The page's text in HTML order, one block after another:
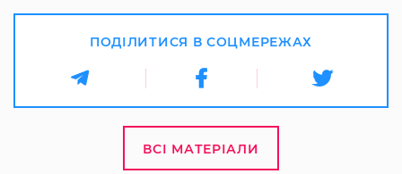
ПОДІЛИТИСЯ В СОЦМЕРЕЖАХ
ВСІ МАТЕРІАЛИ